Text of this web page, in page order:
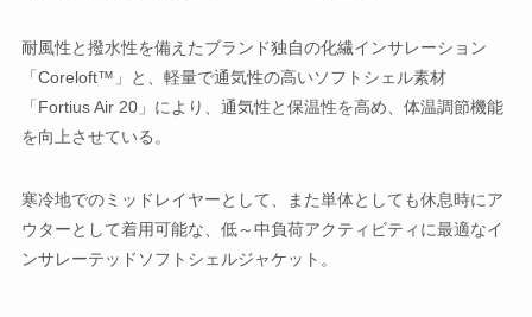
耐風性と撥水性を備えたブランド独自の化繊インサレーション
「Coreloft™」と、軽量で通気性の高いソフトシェル素材
「Fortius Air 20」により、通気性と保温性を高め、体温調節機能
を向上させている。
寒冷地でのミッドレイヤーとして、また単体としても休息時にア
ウターとして着用可能な、低～中負荷アクティビティに最適なイ
ンサレーテッドソフトシェルジャケット。